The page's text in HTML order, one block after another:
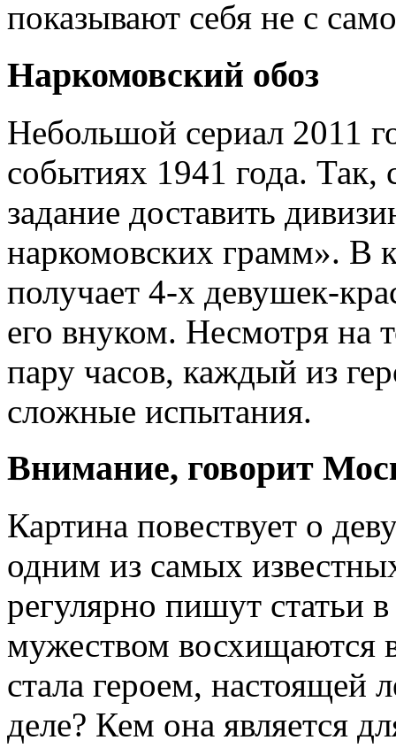
показывают себя не с
Наркомовский обоз
Небольшой сериал 2011
событиях 1941 года.
задание доставить
наркомовских грамм». В
получает 4-х девушек-
его внуком. Несмотря на
пару часов, каждый из
сложные испытания.
Внимание, говорит
Картина повествует о
одним из самых
регулярно пишут статьи
мужеством восхищаются
стала героем, настоящей
деле? Кем она является